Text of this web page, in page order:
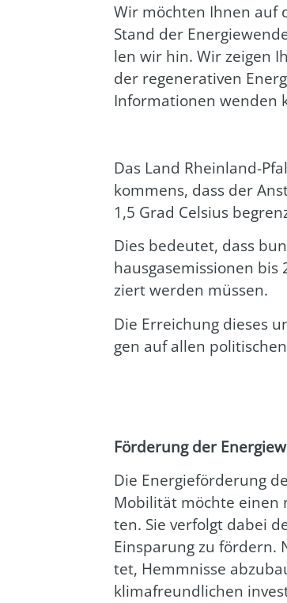
Wir möch­ten Ihnen auf
Stand der
len wir hin. Wir zei­gen
der rege­ne­ra­ti­ven
Infor­ma­tio­nen wen­den
Das Land Rhein­land-
kom­mens, dass der
1,5 Grad Cel­si­us
Dies bedeu­tet, dass
haus­gas­emis­sio­nen
ziert wer­den müs­sen.
Die Errei­chung die­ses
gen auf allen
För­de­rung der
Die Ener­gie­för­de­rung
Mobi­li­tät möch­te einen
ten. Sie ver­folgt dabei
Ein­spa­rung zu för­dern.
tet, Hemm­nis­se
kli­ma­freund­li­chen